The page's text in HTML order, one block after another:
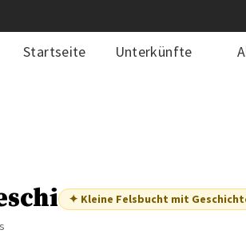
Startseite Unterkünfte
✦ Kleine Felsbucht mit